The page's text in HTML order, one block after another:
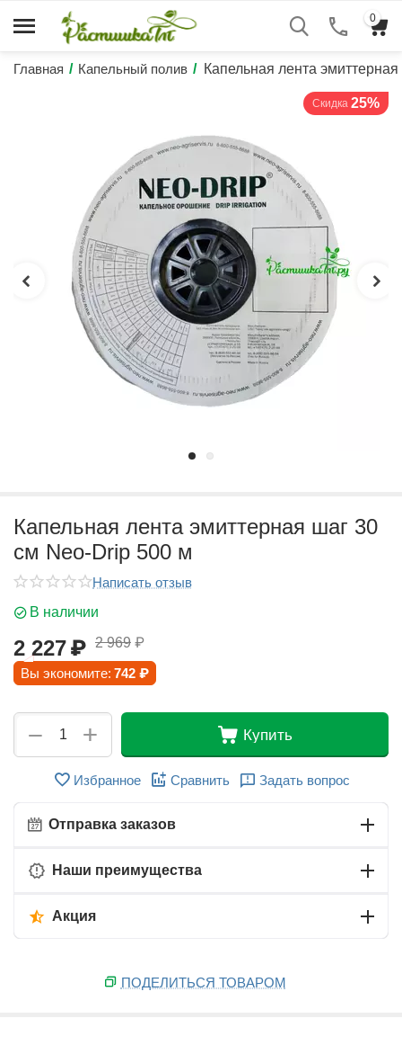
0
Главная / Капельный полив / Капельная лента
Скидка 25%
Капельная лента эмиттерная шаг 30
см Neo-Drip 500 м
Написать отзыв
В наличии
2 227₽ 2 969 ₽
Вы экономите: 742 ₽
+
− Купить
Избранное Сравнить Задать вопрос
Отправка заказов
Наши преимущества
Акция
ПОДЕЛИТЬСЯ ТОВАРОМ